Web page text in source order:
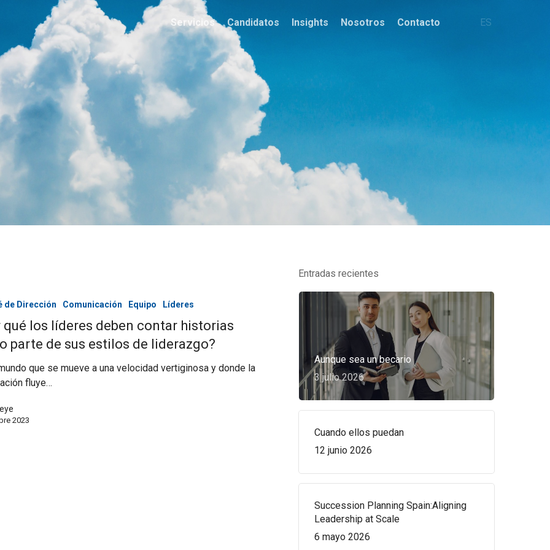
Servicios Candidatos Insights Nosotros Contacto ES
de Dirección Comunicación Equipo Líderes
qué los líderes deben contar historias
parte de sus estilos de liderazgo?
que se mueve a una velocidad vertiginosa y donde la
fluye…
2023
Entradas recientes
Aunque sea un becario
3 julio 2026
Cuando ellos puedan
12 junio 2026
Succession Planning Spain:Aligning
Leadership at Scale
6 mayo 2026